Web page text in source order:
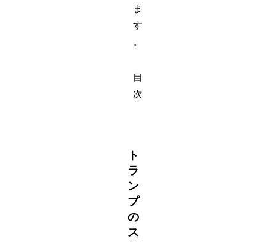
ま
す
。
目
次
ト
ラ
ン
プ
の
ス